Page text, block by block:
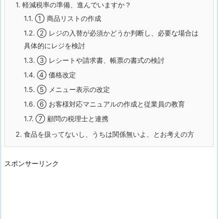
1. 軽減税率の準備、進んでいますか？
1.1. ① 商品リストの作成
1.2. ② レジの入替が必須かどうか判断し、必要な場合は
具体的にレジを検討
1.3. ③ レシートや請求書、帳票の書式の検討
1.4. ④ 価格改定
1.5. ⑤ メニュー表示の改定
1.6. ⑥ お客様対応マニュアルの作成と従業員の教育
1.7. ⑦ 顧問の税理士と連携
2. 食品を扱ってないし、うちは関係無いよ、とお考えの方
スポンサーリンク